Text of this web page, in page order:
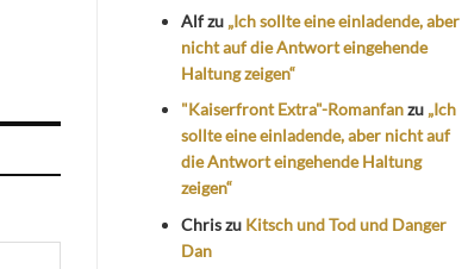
Alfzu „Ich sollte eine einladende, aber
nicht auf die Antwort eingehende
Haltung zeigen“
"Kaiserfront Extra"-Romanfanzu „Ich
sollte eine einladende, aber nicht auf
die Antwort eingehende Haltung
zeigen“
Chriszu Kitsch und Tod und Danger
Dan